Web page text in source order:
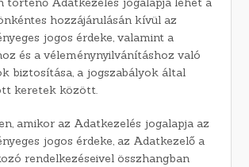
hozzájárulásán kívül az
jogos érdeke, valamint a
és a véleménynyilvánításhoz való
biztosítása, a jogszabályok által
keretek között.
amikor az Adatkezelés jogalapja az
jogos érdeke, az Adatkezelő a
rendelkezéseivel összhangban